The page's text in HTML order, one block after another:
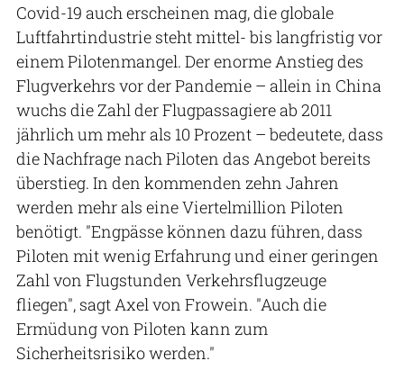
Covid-19 auch erscheinen mag, die globale
Luftfahrtindustrie steht mittel- bis langfristig vor
einem Pilotenmangel. Der enorme Anstieg des
Flugverkehrs vor der Pandemie – allein in China
wuchs die Zahl der Flugpassagiere ab 2011
jährlich um mehr als 10 Prozent – bedeutete, dass
die Nachfrage nach Piloten das Angebot bereits
überstieg. In den kommenden zehn Jahren
werden mehr als eine Viertelmillion Piloten
benötigt. "Engpässe können dazu führen, dass
Piloten mit wenig Erfahrung und einer geringen
Zahl von Flugstunden Verkehrsflugzeuge
fliegen", sagt Axel von Frowein. "Auch die
Ermüdung von Piloten kann zum
Sicherheitsrisiko werden."